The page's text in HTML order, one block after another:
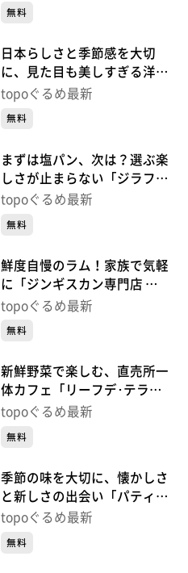
無料
日本らしさと季節感を大切
に、見た目も美しすぎる洋菓
子「九二四四」（青葉区二日
topoぐるめ最新
無料
まずは塩パン、次は？選ぶ楽
しさが止まらない「ジラフ
トレイン デポ」（太白区富
topoぐるめ最新
無料
鮮度自慢のラム！家族で気軽
に「ジンギスカン専門店 仙
羊 西多賀店」（太白区西多
topoぐるめ最新
無料
新鮮野菜で楽しむ、直売所一
体カフェ「リーフデ･テラ
ス」（石巻市北上町橋浦北釜
topoぐるめ最新
無料
季節の味を大切に、懐かしさ
と新しさの出会い「パティス
リーアズロール」（太白区泉
topoぐるめ最新
無料